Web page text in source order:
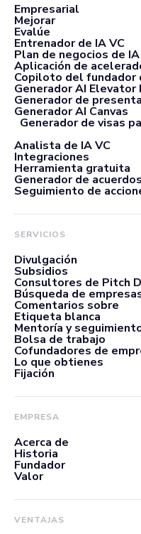
Empresarial
Mejorar
Evalúe
Entrenador de IA VC
Plan de negocios de IA
Aplicación de
Copiloto del fundador
Generador AI Elevator
Generador de
Generador AI Canvas
Generador de visas
Analista de IA VC
Integraciones
Herramienta gratuita
Generador de acuerdos
Seguimiento de
SERVICIOS
Divulgación
Subsidios
Consultores de Pitch
Búsqueda de
Comentarios sobre
Etiqueta blanca
Mentoría y
Bolsa de trabajo
Cofundadores de
Lo que obtienes
Fijación
EMPRESA
Acerca de
Historia
Fundador
Valor
VENTAJAS